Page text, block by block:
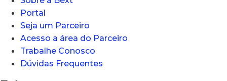
Portal
Seja um Parceiro
Acesso a área do Parceiro
Trabalhe Conosco
Dúvidas Frequentes